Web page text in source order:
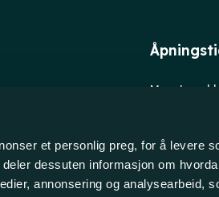
et personlig preg, for å levere
dessuten informasjon om
annonsering og analysearbeid,
Man-tors:
1653
NORGE